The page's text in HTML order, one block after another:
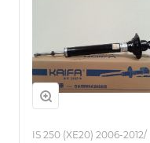
IS 250 (XE20) 2006-2012/